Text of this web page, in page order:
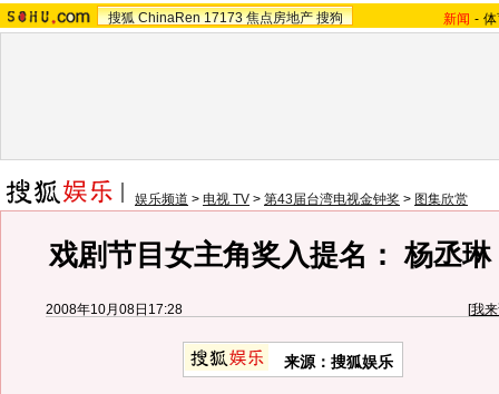
搜狐 ChinaRen 17173 焦点房地产 搜狗 新闻 -
娱乐频道 > 电视 TV > 第43届台湾电视金钟奖 > 图集欣赏
戏剧节目女主角奖入提名： 杨丞
2008年10月08日17:28 [我
来源：搜狐娱乐